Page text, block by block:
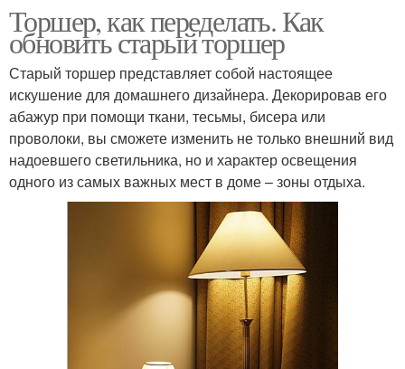
Торшер, как переделать. Как
обновить старый торшер
Старый торшер представляет собой настоящее
искушение для домашнего дизайнера. Декорировав его
абажур при помощи ткани, тесьмы, бисера или
проволоки, вы сможете изменить не только внешний вид
надоевшего светильника, но и характер освещения
одного из самых важных мест в доме – зоны отдыха.